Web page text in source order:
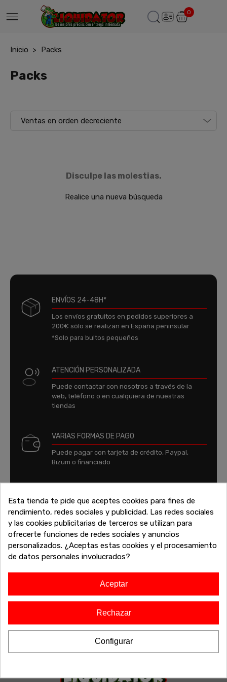
0
Inicio Packs
Packs
Disculpe las molestias.
Realice una nueva búsqueda
ENVÍOS 24-48H*
Los envíos gratuitos en pedidos superiores a
200€ sólo se realizan en España peninsular
*Solo para bultos pequeños
ATENCIÓN PERSONALIZADA
Puede contactar con nosotros a través de la
web, teléfono o en cualquiera de nuestras
tiendas
VARIAS FORMAS DE PAGO
Puede pagar con tarjeta de crédito, Paypal,
Bizum o financiado
Financia tu compra y paga tus compras con
tranquilidad
Esta tienda te pide que aceptes cookies para fines de
rendimiento, redes sociales y publicidad. Las redes sociales
y las cookies publicitarias de terceros se utilizan para
ofrecerte funciones de redes sociales y anuncios
personalizados. ¿Aceptas estas cookies y el procesamiento
de datos personales involucrados?
Aceptar
Rechazar
Configurar